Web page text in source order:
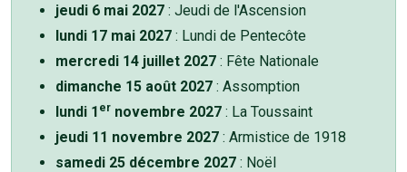
jeudi 6 mai 2027 : Jeudi de l'Ascension
lundi 17 mai 2027 : Lundi de Pentecôte
mercredi 14 juillet 2027 : Fête Nationale
dimanche 15 août 2027 : Assomption
lundi 1 er novembre 2027 : La Toussaint
jeudi 11 novembre 2027 : Armistice de 1918
samedi 25 décembre 2027 : Noël